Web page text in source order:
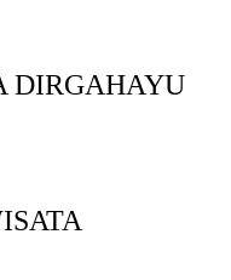
DIRGAHAYU